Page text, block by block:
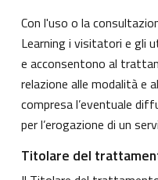
Con l'uso o la
Learning i visitatori e gli
e acconsentono al
relazione alle modalità e
compresa l’eventuale
per l’erogazione di un
Titolare del